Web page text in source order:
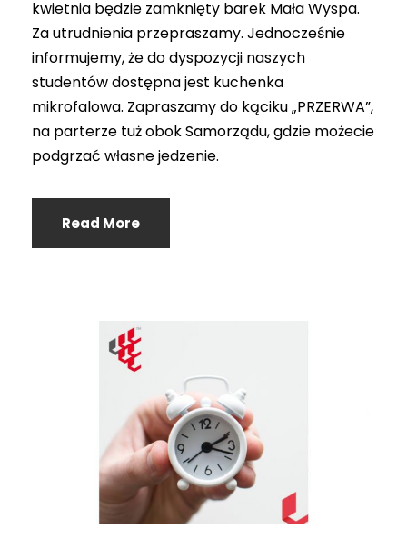
kwietnia będzie zamknięty barek Mała Wyspa.
Za utrudnienia przepraszamy. Jednocześnie
informujemy, że do dyspozycji naszych
studentów dostępna jest kuchenka
mikrofalowa. Zapraszamy do kąciku „PRZERWA”,
na parterze tuż obok Samorządu, gdzie możecie
podgrzać własne jedzenie.
Read More